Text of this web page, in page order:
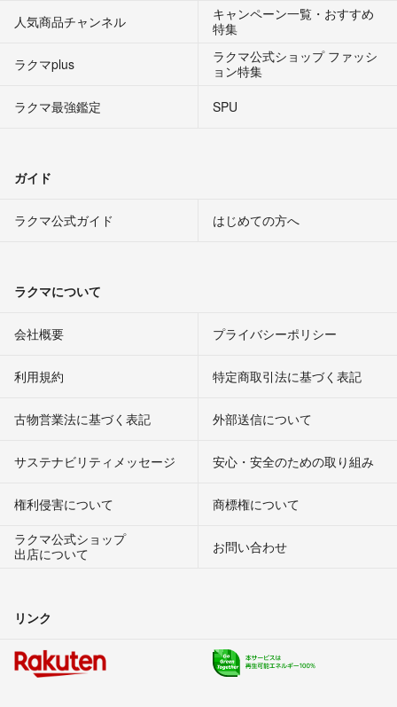
人気商品チャンネル
キャンペーン一覧・おすすめ
特集
ラクマplus
ラクマ公式ショップ ファッシ
ョン特集
ラクマ最強鑑定
SPU
ガイド
ラクマ公式ガイド はじめての方へ
ラクマについて
会社概要 プライバシーポリシー
利用規約 特定商取引法に基づく表記
古物営業法に基づく表記 外部送信について
サステナビリティメッセージ 安心・安全のための取り組み
権利侵害について
商標権について
ラクマ公式ショップ
出店について
お問い合わせ
リンク